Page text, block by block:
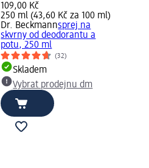
109,00 Kč
250 ml (43,60 Kč za 100 ml)
Dr. Beckmannsprej na
skvrny od deodorantu a
potu, 250 ml
(32)
Skladem
Vybrat prodejnu dm